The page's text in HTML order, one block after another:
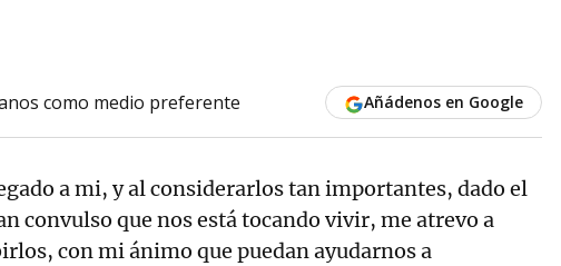
como medio preferente Añádenos en Google
a mi, y al considerarlos tan importantes, dado el
convulso que nos está tocando vivir, me atrevo a
con mi ánimo que puedan ayudarnos a